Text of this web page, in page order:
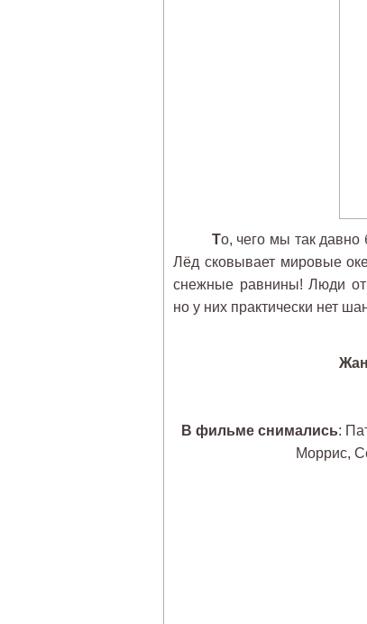
То, чего мы так давно
Лёд сковывает мировые
снежные равнины! Люди
но у них практически нет
В фильме снимались:
Моррис,